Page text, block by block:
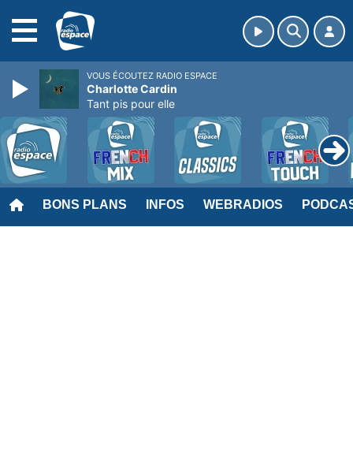
BONS PLANS INFOS WEBRADIOS
VOUS ÉCOUTEZ RADIO ESPACE
Charlotte Cardin
Tant pis pour elle